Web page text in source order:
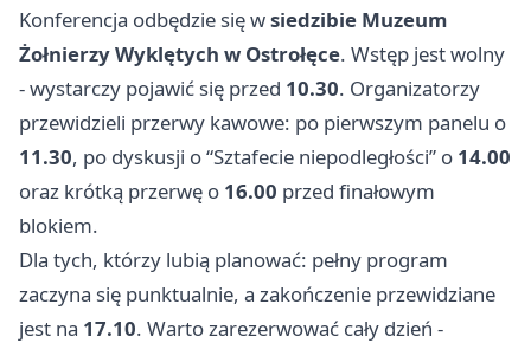
Konferencja odbędzie się wsiedzibie Muzeum
Żołnierzy Wyklętych w Ostrołęce. Wstęp jest wolny
- wystarczy pojawić się przed 10.30. Organizatorzy
przewidzieli przerwy kawowe: po pierwszym panelu o
11.30, po dyskusji o “Sztafecie niepodległości” o 14.00
oraz krótką przerwę o 16.00 przed finałowym
blokiem.
Dla tych, którzy lubią planować: pełny program
zaczyna się punktualnie, a zakończenie przewidziane
jest na 17.10. Warto zarezerwować cały dzień -